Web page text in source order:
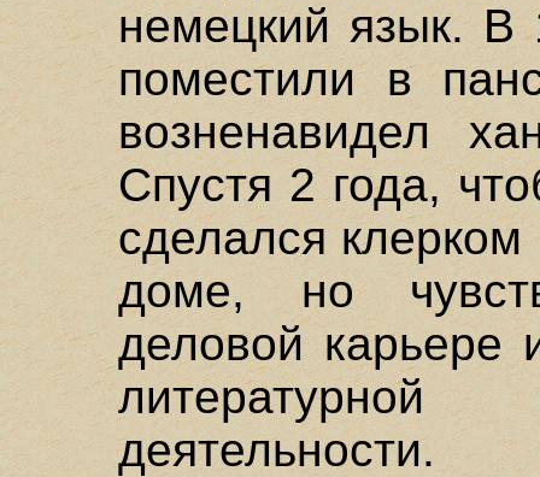
немецкий язык. В
поместили в
возненавидел
Спустя 2 года,
сделался клерком
доме, но
деловой карьере
деятельности.